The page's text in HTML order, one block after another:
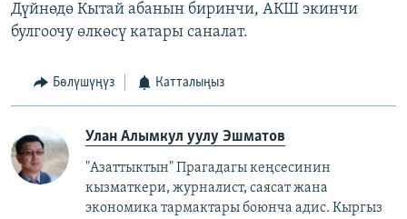
Дүйнөдө Кытай абанын биринчи, АКШ экинчи
булгоочу өлкөсү катары саналат.
Бөлүшүңүз Катталыңыз
Улан Алымкул уулу Эшматов
"Азаттыктын" Прагадагы кеңсесинин
кызматкери, журналист, саясат жана
экономика тармактары боюнча адис. Кыргыз